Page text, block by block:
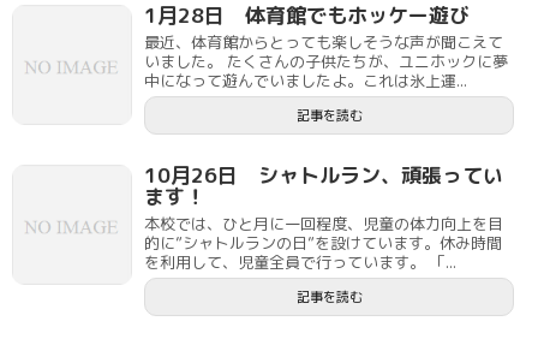
1月28日 体育館でもホッケー遊び
最近、体育館からとっても楽しそうな声が聞こえて
いました。 たくさんの子供たちが、ユニホックに夢
中になって遊んでいましたよ。これは氷上運...
記事を読む
10月26日 シャトルラン、頑張ってい
ます！
本校では、ひと月に一回程度、児童の体力向上を目
的に”シャトルランの日”を設けています。休み時間
を利用して、児童全員で行っています。 「...
記事を読む